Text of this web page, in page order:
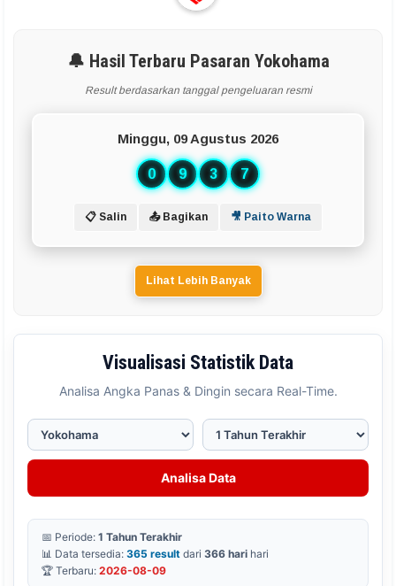
🔔 Hasil Terbaru Pasaran Yokohama
Result berdasarkan tanggal pengeluaran resmi
Minggu, 09 Agustus 2026
0 9 3 7
📋 Salin 📤 Bagikan 🎥 Paito Warna
Lihat Lebih Banyak
Visualisasi Statistik Data
Analisa Angka Panas & Dingin secara Real-Time.
Analisa Data
📅 Periode: 1 Tahun Terakhir
📊 Data tersedia: 365 result dari 366 hari hari
🏆 Terbaru: 2026-08-09